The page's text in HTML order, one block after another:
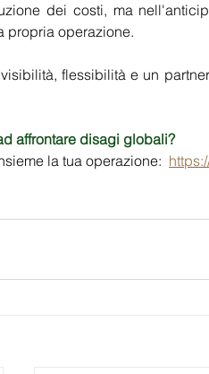
dei costi, ma
propria operazione.
flessibilità e un
affrontare disagi globali?
la tua operazione: